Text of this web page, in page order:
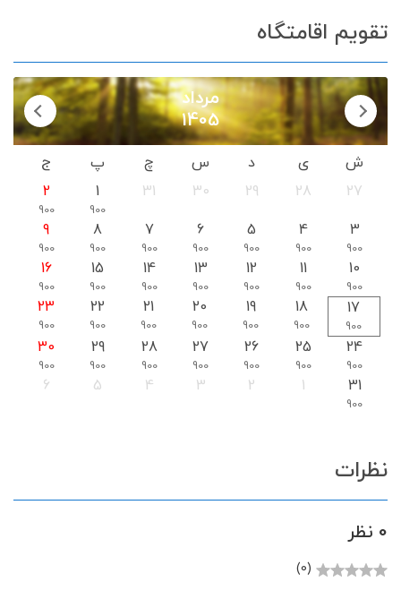
تقویم اقامتگاه
مرداد
1405
ش ی د س چ پ
ج
27
28
29
30
31
1
900
2
900
3
900
4
900
5
900
6
900
7
900
8
900
9
900
10
900
11
900
12
900
13
900
14
900
15
900
16
900
17
900
18
900
19
900
20
900
21
900
22
900
23
900
24
900
25
900
26
900
27
900
28
900
29
900
30
900
31
900
1
2
3
4
5
6
نظرات
0 نظر
(0)